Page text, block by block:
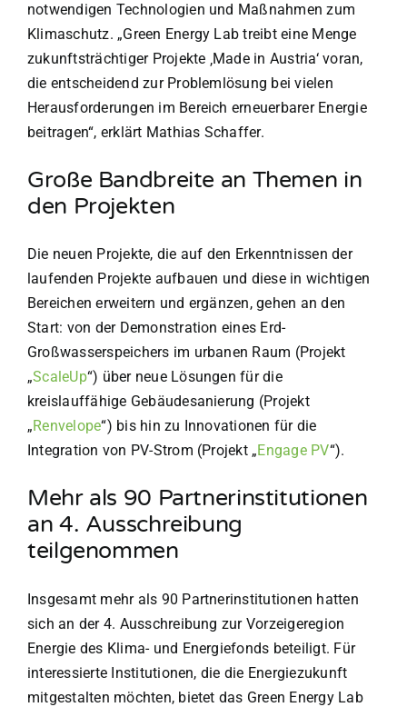
notwendigen Technologien und Maßnahmen zum
Klimaschutz. „Green Energy Lab treibt eine Menge
zukunftsträchtiger Projekte ‚Made in Austria‘ voran,
die entscheidend zur Problemlösung bei vielen
Herausforderungen im Bereich erneuerbarer Energie
beitragen“, erklärt Mathias Schaffer.
Große Bandbreite an Themen in
den Projekten
Die neuen Projekte, die auf den Erkenntnissen der
laufenden Projekte aufbauen und diese in wichtigen
Bereichen erweitern und ergänzen, gehen an den
Start: von der Demonstration eines Erd-
Großwasserspeichers im urbanen Raum (Projekt
„ScaleUp“) über neue Lösungen für die
kreislauffähige Gebäudesanierung (Projekt
„Renvelope“) bis hin zu Innovationen für die
Integration von PV-Strom (Projekt „Engage PV“).
Mehr als 90 Partnerinstitutionen
an 4. Ausschreibung
teilgenommen
Insgesamt mehr als 90 Partnerinstitutionen hatten
sich an der 4. Ausschreibung zur Vorzeigeregion
Energie des Klima- und Energiefonds beteiligt. Für
interessierte Institutionen, die die Energiezukunft
mitgestalten möchten, bietet das Green Energy Lab